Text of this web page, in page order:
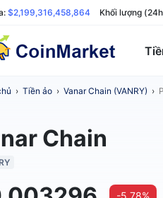
$2,199,316,458,864 Khối lượng
› Tiền ảo › Vanar Chain (VANRY) ›
Chain
-5.78%